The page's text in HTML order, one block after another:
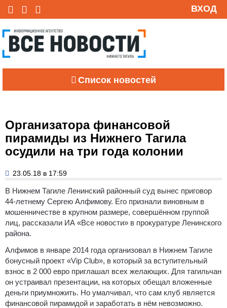
ВХОД
Список новостей
Организатора финансовой
пирамиды из Нижнего Тагила
осудили на три года колонии
23.05.18 в 17:59
В Нижнем Тагиле Ленинский районный суд вынес приговор
44-летнему Сергею Алфимову. Его признали виновным в
мошенничестве в крупном размере, совершённом группой
лиц, рассказали ИА «Все новости» в прокуратуре Ленинского
района.
Алфимов в январе 2014 года организовал в Нижнем Тагиле
бонусный проект «Vip Club», в который за вступительный
взнос в 2 000 евро приглашал всех желающих. Для тагильчан
он устраивал презентации, на которых обещал вложенные
деньги приумножить. Но умалчивал, что сам клуб является
финансовой пирамидой и заработать в нём невозможно.